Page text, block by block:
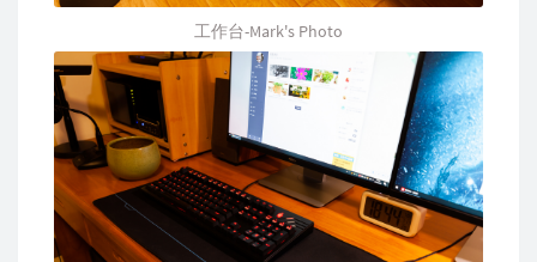
工作台-Mark's Photo